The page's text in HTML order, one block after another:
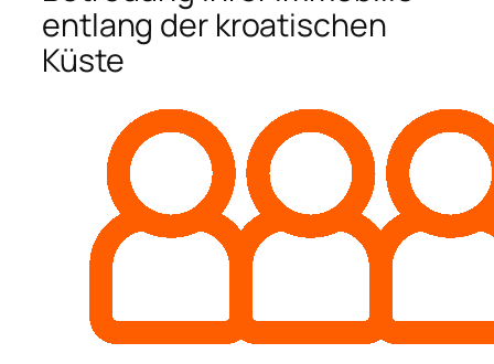
entlang der kroatischen
Küste